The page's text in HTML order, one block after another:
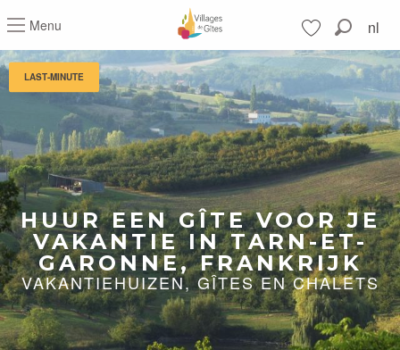
au
contenu
principal
LAST-MINUTE
Menu
Voir les favoris
Zoek op
nl
HUUR EEN GÎTE VOOR JE
VAKANTIE IN TARN-ET-
GARONNE, FRANKRIJK
VAKANTIEHUIZEN, GÎTES EN CHALETS